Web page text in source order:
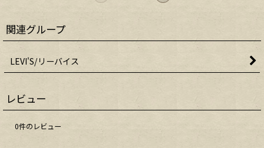
関連グループ
LEVI'S/リーバイス
レビュー
0件のレビュー